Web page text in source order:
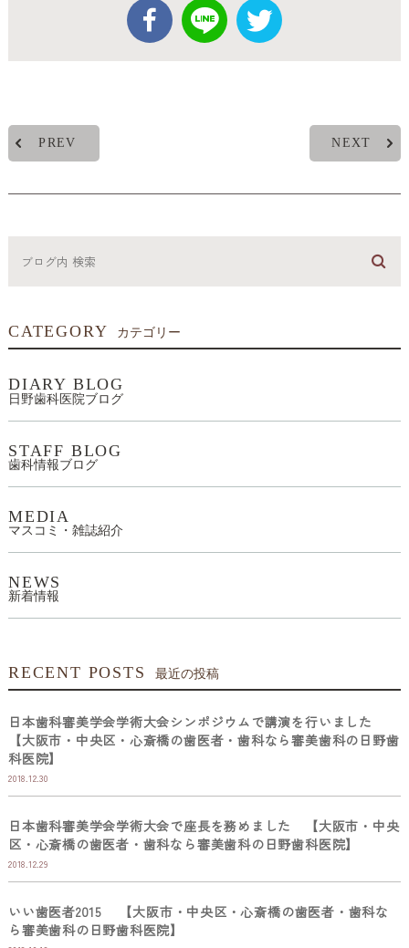
PREV NEXT
CATEGORY カテゴリー
DIARY BLOG
日野歯科医院ブログ
STAFF BLOG
歯科情報ブログ
MEDIA
マスコミ・雑誌紹介
NEWS
新着情報
RECENT POSTS 最近の投稿
日本歯科審美学会学術大会シンポジウムで講演を行いました
【大阪市・中央区・心斎橋の歯医者・歯科なら審美歯科の日野歯
科医院】
2018.12.30
日本歯科審美学会学術大会で座長を務めました 【大阪市・中央
区・心斎橋の歯医者・歯科なら審美歯科の日野歯科医院】
2018.12.29
いい歯医者2015 【大阪市・中央区・心斎橋の歯医者・歯科な
ら審美歯科の日野歯科医院】